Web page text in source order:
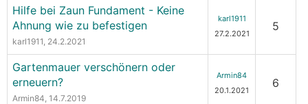
Hilfe bei Zaun Fundament - Keine
Ahnung wie zu befestigen
karl1911, 24.2.2021
karl1911
27.2.2021
5
Gartenmauer verschönern oder
erneuern?
Armin84, 14.7.2019
Armin84
20.1.2021
6